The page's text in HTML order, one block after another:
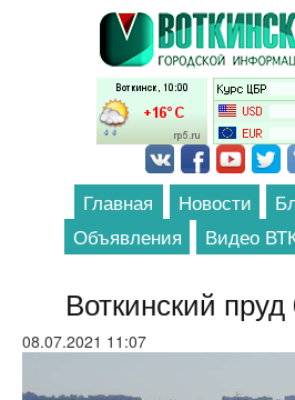
Перейти к основному содержанию
Главная Новости
Объявления
Видео
Воткинский
08.07.2021 11:07